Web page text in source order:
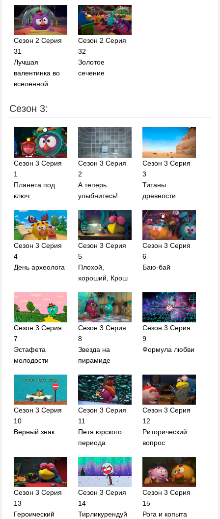
Сезон 2 Серия
31
Лучшая
валентинка во
вселенной
Сезон 2 Серия
32
Золотое
сечение
Сезон 3:
Сезон 3 Серия
1
Планета под
ключ
Сезон 3 Серия
2
А теперь
улыбнитесь!
Сезон 3 Серия
3
Титаны
древности
Сезон 3 Серия
4
День археолога
Сезон 3 Серия
5
Плохой,
хороший, Крош
Сезон 3 Серия
6
Баю-бай
Сезон 3 Серия
7
Эстафета
молодости
Сезон 3 Серия
8
Звезда на
пирамиде
Сезон 3 Серия
9
Формула любви
Сезон 3 Серия
10
Верный знак
Сезон 3 Серия
11
Петя юрского
периода
Сезон 3 Серия
12
Риторический
вопрос
Сезон 3 Серия
13
Героический
Сезон 3 Серия
14
Тирликурендуй
Сезон 3 Серия
15
Рога и копыта